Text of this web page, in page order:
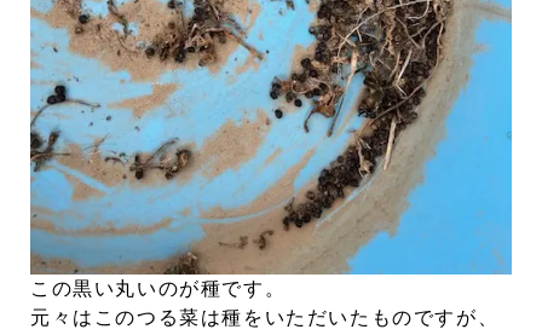
この黒い丸いのが種です。
元々はこのつる菜は種をいただいたものですが、